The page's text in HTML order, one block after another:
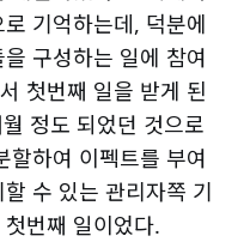
기억하는데, 덕분에
구성하는 일에 참여
첫번째 일을 받게 된
정도 되었던 것으로
할하여 이펙트를 부여
수 있는 관리자쪽 기
번째 일이었다.